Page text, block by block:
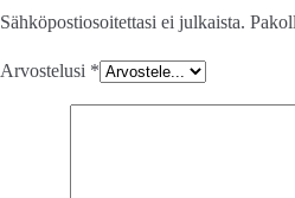
Sähköpostiosoitettasi ei julkaista.
Arvostelusi *